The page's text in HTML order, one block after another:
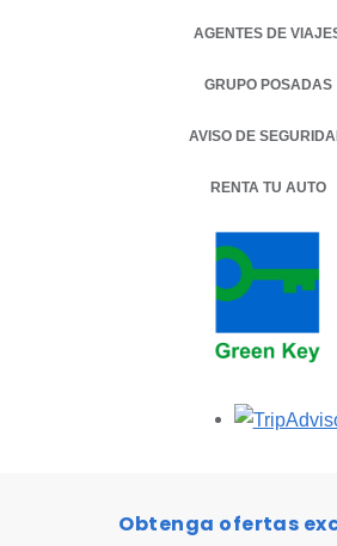
AGENTES DE
GRUPO POSADAS
AVISO DE
RENTA TU AUTO
OPENS IN A NEW
Obtenga ofertas